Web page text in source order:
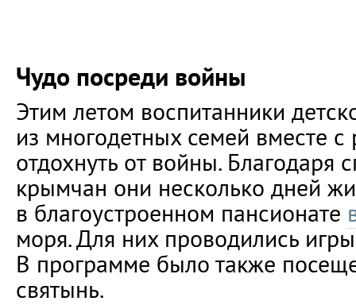
Чудо посреди войны
Этим летом воспитанники
из многодетных семей вместе с
отдохнуть от войны. Благодаря
крымчан они несколько дней
в благоустроенном пансионате
моря. Для них проводились
В программе было также
святынь.